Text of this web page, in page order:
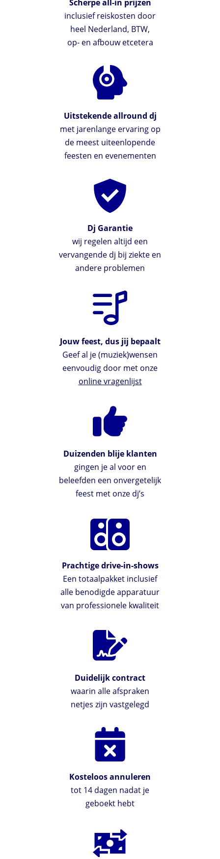
Scherpe all-in prijzen
inclusief reiskosten door
heel Nederland, BTW,
op- en afbouw etcetera
Uitstekende allround dj
met jarenlange ervaring op
de meest uiteenlopende
feesten en evenementen
Dj Garantie
wij regelen altijd een
vervangende dj bij ziekte en
andere problemen
Jouw feest, dus jij bepaalt
Geef al je (muziek)wensen
eenvoudig door met onze
online vragenlijst
Duizenden blije klanten
gingen je al voor en
beleefden een onvergetelijk
feest met onze dj’s
Prachtige drive-in-shows
Een totaalpakket inclusief
alle benodigde apparatuur
van professionele kwaliteit
Duidelijk contract
waarin alle afspraken
netjes zijn vastgelegd
Kosteloos annuleren
tot 14 dagen nadat je
geboekt hebt